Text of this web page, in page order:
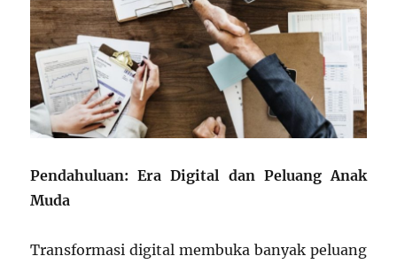
Pendahuluan: Era Digital dan Peluang Anak
Muda
Transformasi digital membuka banyak peluang